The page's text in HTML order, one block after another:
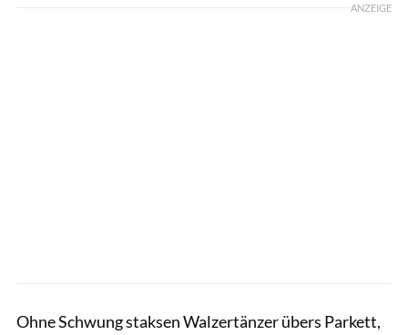
ANZEIGE
Ohne Schwung staksen Walzertänzer übers Parkett,